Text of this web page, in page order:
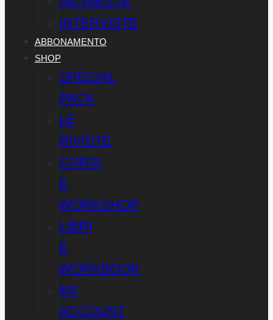
INTERVISTE
ABBONAMENTO
SHOP
SPECIAL
PACK
LE
RIVISTE
CORSI
E
WORKSHOP
LIBRI
E
WORKBOOK
MY
ACCOUNT